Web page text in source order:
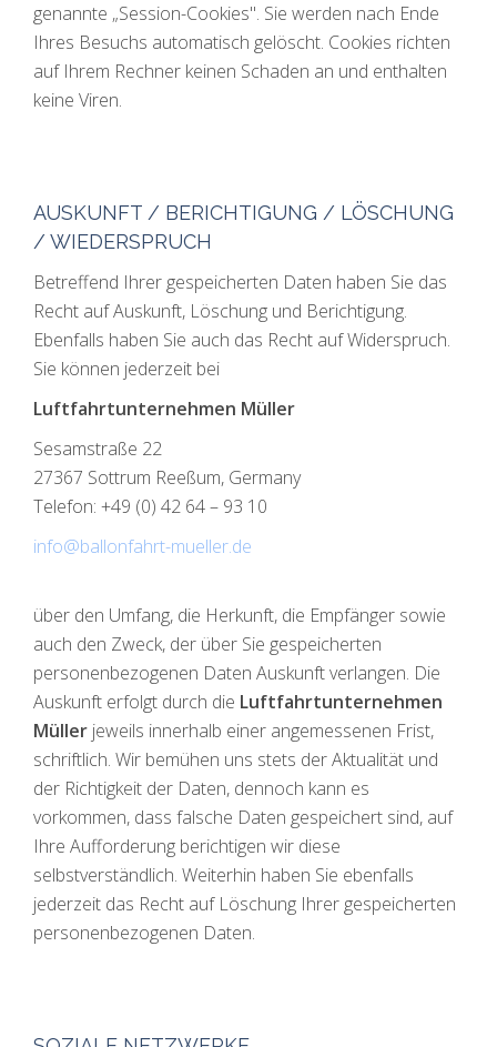
genannte „Session-Cookies". Sie werden nach Ende
Ihres Besuchs automatisch gelöscht. Cookies richten
auf Ihrem Rechner keinen Schaden an und enthalten
keine Viren.
AUSKUNFT / BERICHTIGUNG / LÖSCHUNG
/ WIEDERSPRUCH
Betreffend Ihrer gespeicherten Daten haben Sie das
Recht auf Auskunft, Löschung und Berichtigung.
Ebenfalls haben Sie auch das Recht auf Widerspruch.
Sie können jederzeit bei
Luftfahrtunternehmen Müller
Sesamstraße 22
27367 Sottrum Reeßum, Germany
Telefon: +49 (0) 42 64 – 93 10
info@ballonfahrt-mueller.de
über den Umfang, die Herkunft, die Empfänger sowie
auch den Zweck, der über Sie gespeicherten
personenbezogenen Daten Auskunft verlangen. Die
Auskunft erfolgt durch die Luftfahrtunternehmen
Müller jeweils innerhalb einer angemessenen Frist,
schriftlich. Wir bemühen uns stets der Aktualität und
der Richtigkeit der Daten, dennoch kann es
vorkommen, dass falsche Daten gespeichert sind, auf
Ihre Aufforderung berichtigen wir diese
selbstverständlich. Weiterhin haben Sie ebenfalls
jederzeit das Recht auf Löschung Ihrer gespeicherten
personenbezogenen Daten.